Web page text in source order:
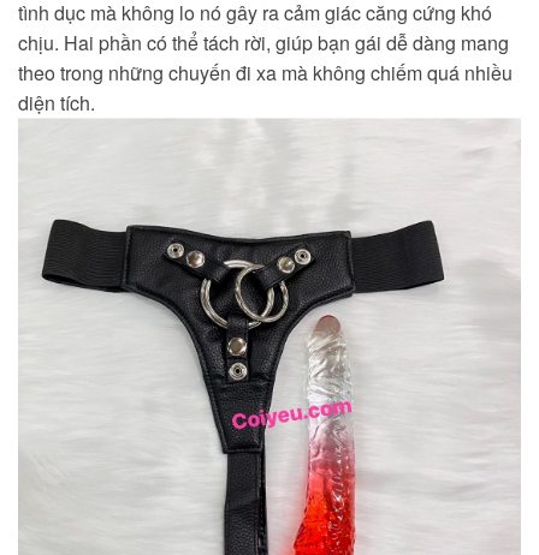
tình dục mà không lo nó gây ra cảm giác căng cứng khó
chịu. Hai phần có thể tách rời, giúp bạn gái dễ dàng mang
theo trong những chuyến đi xa mà không chiếm quá nhiều
diện tích.